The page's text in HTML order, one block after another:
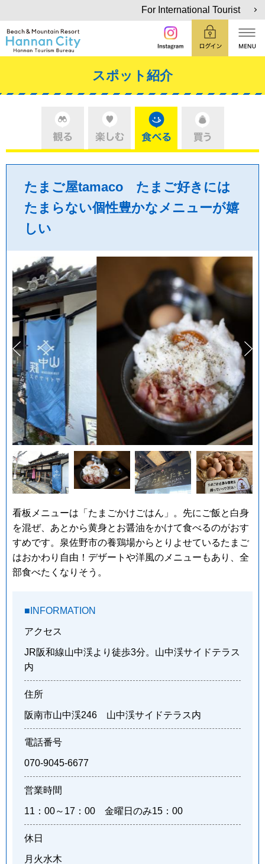
For International Tourist
スポット紹介
たまご屋tamaco たまご好きには
たまらない個性豊かなメニューが嬉
しい
看板メニューは「たまごかけごはん」。先にご飯と白身
を混ぜ、あとから黄身とお醤油をかけて食べるのがおす
すめです。泉佐野市の養鶏場からとりよせているたまご
はおかわり自由！デザートや洋風のメニューもあり、全
部食べたくなりそう。
■INFORMATION
アクセス
JR阪和線山中渓より徒歩3分。山中渓サイドテラス
内
住所
阪南市山中渓246 山中渓サイドテラス内
電話番号
070-9045-6677
営業時間
11：00～17：00 金曜日のみ15：00
休日
月火水木